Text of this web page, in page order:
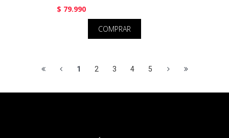
$ 79.990
COMPRAR
1 2 3 4 5